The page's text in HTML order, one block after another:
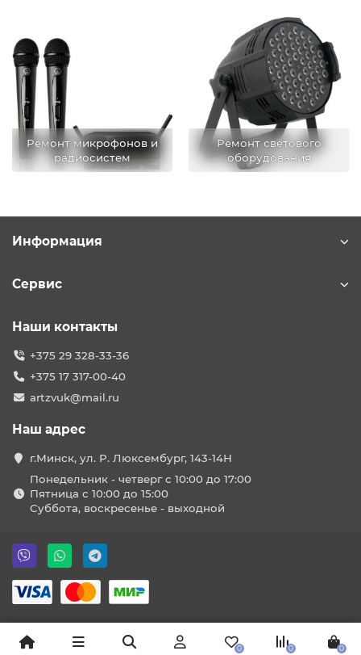
Ремонт микрофонов и
радиосистем
Ремонт светового
оборудования
Информация
Сервис
Наши контакты
+375 29 328-33-36
+375 17 317-00-40
artzvuk@mail.ru
Наш адрес
г.Минск, ул. Р. Люксембург, 143-14Н
Понедельник - четверг с 10:00 до 17:00
Пятница с 10:00 до 15:00
Суббота, воскресенье - выходной
0 0 0